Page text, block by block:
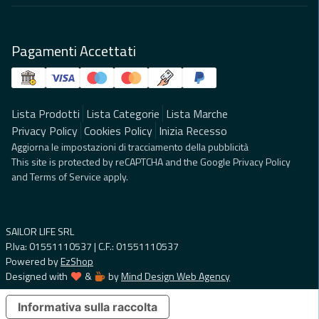
Pagamenti Accettati
Lista Prodotti Lista Categorie Lista Marche
Privacy Policy Cookies Policy Inizia Recesso
Aggiorna le impostazioni di tracciamento della pubblicità
This site is protected by reCAPTCHA and the GooglePrivacy Policy
andTerms of Service apply.
SAILOR LIFE SRL
P.Iva: 01551110537 | C.F.: 01551110537
Powered byEzShop
Designed with
& byMind Design Web Agency
Informativa sulla raccolta